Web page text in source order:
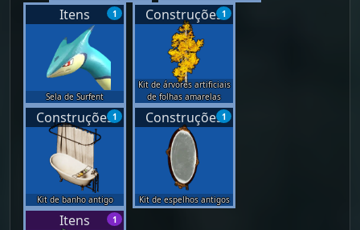
1
Itens
Sela de Surfent
1
Construções
Kit de árvores artificiais
de folhas amarelas
1
Construções
Kit de banho antigo
1
Construções
Kit de espelhos antigos
1
Itens